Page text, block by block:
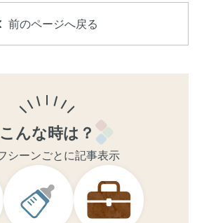
前のページへ戻る
こんな時は？
シーンごとに記事表示